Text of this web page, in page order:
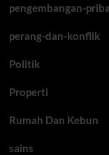
pengembangan-
perang-dan-konflik
Politik
Properti
Rumah Dan Kebun
sains